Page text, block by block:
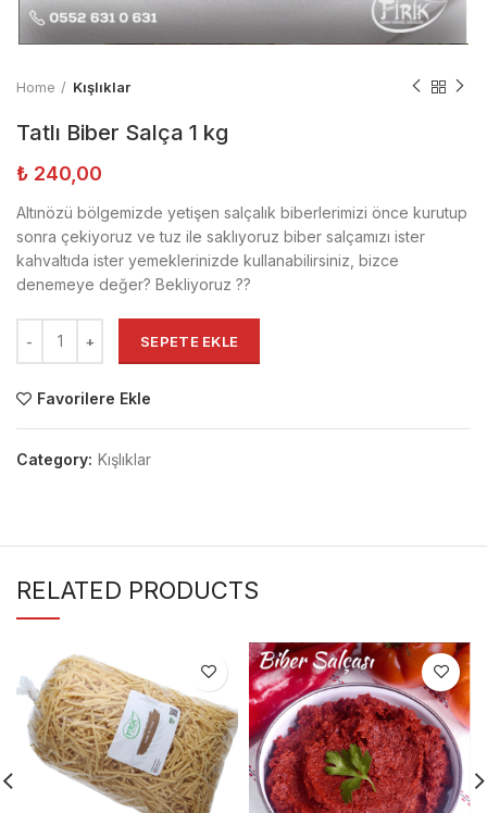
Home Kışlıklar
Tatlı Biber Salça 1 kg
₺ 240,00
Altınözü bölgemizde yetişen salçalık biberlerimizi önce kurutup
sonra çekiyoruz ve tuz ile saklıyoruz biber salçamızı ister
kahvaltıda ister yemeklerinizde kullanabilirsiniz, bizce
denemeye değer? Bekliyoruz ??
SEPETE EKLE
Favorilere Ekle
Category: Kışlıklar
RELATED PRODUCTS